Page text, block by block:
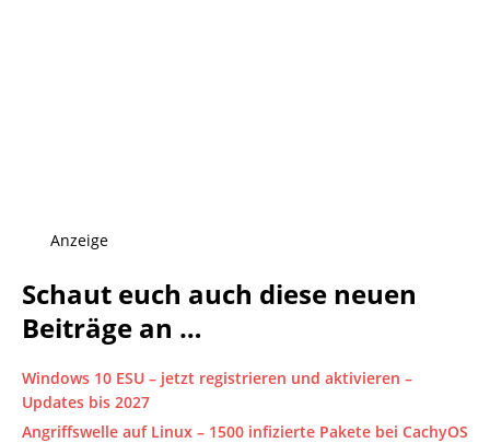
Anzeige
Schaut euch auch diese neuen
Beiträge an …
Windows 10 ESU – jetzt registrieren und aktivieren –
Updates bis 2027
Angriffswelle auf Linux – 1500 infizierte Pakete bei CachyOS